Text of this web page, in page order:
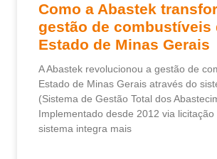
Como a Abastek
gestão de combustíveis
Estado de Minas Gerais
A Abastek revolucionou a gestão de
Estado de Minas Gerais através do
(Sistema de Gestão Total dos
Implementado desde 2012 via licitação
sistema integra mais